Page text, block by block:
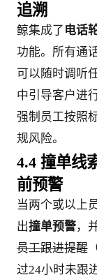
追溯
鲸集成了 电话
功能。所有通
可以随时调听
中引导客户进
强制员工按照
规风险。
4.4 撞单线
前预警
当两个或以上
出撞单预警，
员工跟进提醒
过24小时未跟